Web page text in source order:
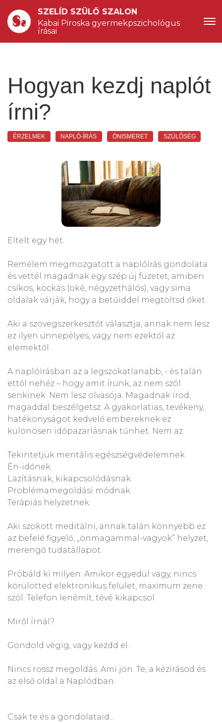
SZELÍD SZÜLŐ SZALON
Kabai Piroska gyermekpszichológus
írásai
Hogyan kezdj naplót
írni?
ÉRZELMEK NAPLÓ-ÍRÁS ÖNISMERET SZÜLŐSÉG
Eltelt egy hét.
Remélem megmozgatott a naplóírás gondolata
és vettél magadnak egy szép új füzetet, amiben
csíkos, kockás (oké, négyzethálós), vagy sima
oldalak várják, hogy a betűiddel megtöltsd őket.
Aki a szövegszerkesztőt választja, annak nem lesz
ez ilyen ünnepélyes, vagy nem ezektől az
elemektől.
A naplóírásban az a legszokatlanabb, - és talán
ettől nehéz – hogy amit írunk, az nem szól
senkinek. Nem lesz olvasója. Magadnak írod,
magaddal beszélgetsz. A gyakorlatias, tevékeny,
hatékonyságot kedvelő embereknek ez
különösen időpazarlásnak tűnhet. Nem az.
Tekintetjük mentális egészségvédelemnek.
Én-időnek.
Lazításnak, kikapcsolódásnak.
Problémamegoldási módnak.
Terápiás helyzetnek.
Aki szokott meditálni, annak talán könnyebb ez
az befelé figyelő, „önmagammal-vagyok” helyzet,
merengő tudatállapot.
Próbáld ki milyen. Amikor egyedül vagy, nincs
körülötted elektronikus felület, maximum zene
szól. Telefon lenémít, tévé kikapcsol.
Miről írnál?
Gondold végig, vagy kezdd el.
Nincs rossz megoldás. Ami jön. Te, a kézírásod és
az első oldal a Naplódban.
Csak te és a gondolataid...